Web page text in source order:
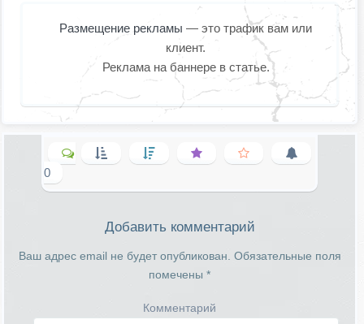
Размещение рекламы — это трафик вам или
клиент.
Реклама на баннере в статье.
0
Добавить комментарий
Ваш адрес email не будет опубликован. Обязательные поля
помечены *
Комментарий